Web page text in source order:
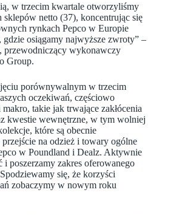
w trzecim kwartale otworzyliśmy
netto (37), koncentrując się
rynkach Pepco w Europie
osiągamy najwyższe zwroty” –
przewodniczący wykonawczy
Group.
porównywalnym w trzecim
oczekiwań, częściowo
takie jak trwające zakłócenia
kwestie wewnętrzne, w tym wolniej
które są obecnie
na odzież i towary ogólne
w Poundland i Dealz. Aktywnie
i poszerzamy zakres oferowanego
się, że korzyści
zobaczymy w nowym roku